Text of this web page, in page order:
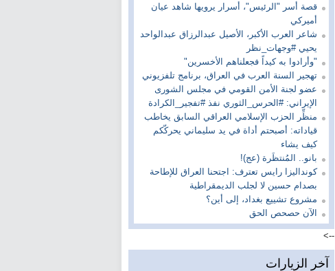
قصة أسر "الرئيس"، أسرار يرويها شاهد عيان
أميركي
شاعر العرب الأكبر، الأصيل عبدالرزاق عبدالواحد
يحيي #وجهات_نظر
"وأرادوا به كيداً فجعلناهم الأخسرين"
تهجير السنة العرب في العراق، برنامج تلفزيوني
عضو لجنة الأمن القومي في مجلس الشورى
الإيراني: #الحرس_الثوري نفذ #تفجير_الكرادة
منظِّر الحزب الإسلامي العراقي السابق يخاطب
قياداته: أصبحتم أداة في يد سليماني يحركّكم
كيف يشاء
بانو.. المُنتظَرة (عج)!
كونداليزا رايس تعترف: اجتحنا العراق للإطاحة
بصدام حسين لا لجلب الديمقراطية
مشروع تشييع بغداد، إلى أين؟
الآن حصحص الحق
-->
آخر الزيارات